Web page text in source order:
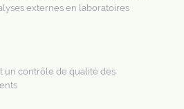
externes en laboratoires
un contrôle de qualité des